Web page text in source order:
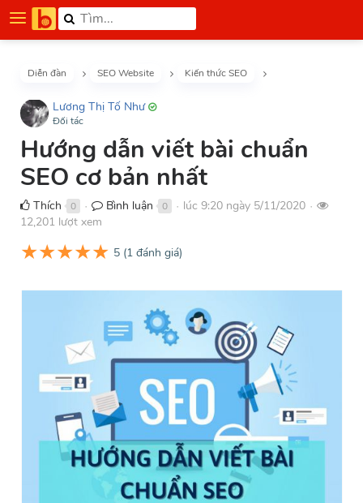
Diễn đàn SEO Website Kiến thức SEO
Lương Thị Tố Như
Đối tác
Hướng dẫn viết bài chuẩn
SEO cơ bản nhất
Thích 0 ● Bình luận 0 ● lúc 9:20 ngày 5/11/2020 ●
12,201 lượt xem
★★★★★ 5 (1 đánh giá)